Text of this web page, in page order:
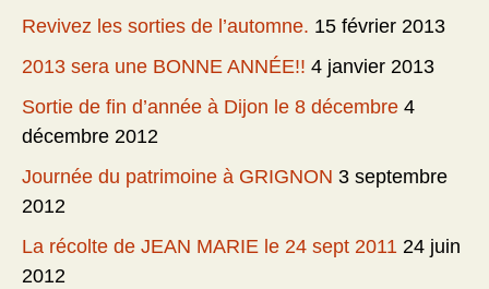
Revivez les sorties de l’automne. 15 février 2013
2013 sera une BONNE ANNÉE!! 4 janvier 2013
Sortie de fin d’année à Dijon le 8 décembre 4
décembre 2012
Journée du patrimoine à GRIGNON 3 septembre
2012
La récolte de JEAN MARIE le 24 sept 2011 24 juin
2012